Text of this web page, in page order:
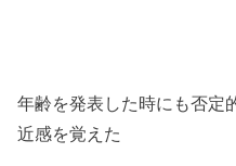
年齢を発表した時にも否定
近感を覚えた